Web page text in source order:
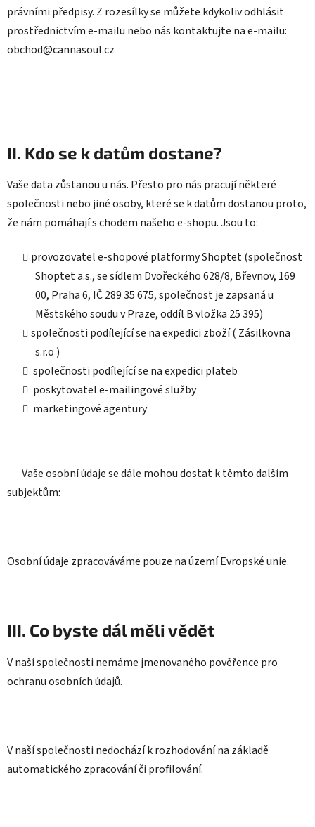
právními předpisy. Z rozesílky se můžete kdykoliv odhlásit
prostřednictvím e-mailu nebo nás kontaktujte na e-mailu:
obchod@cannasoul.cz
II. Kdo se k datům dostane?
Vaše data zůstanou u nás. Přesto pro nás pracují některé
společnosti nebo jiné osoby, které se k datům dostanou proto,
že nám pomáhají s chodem našeho e-shopu. Jsou to:
provozovatel e-shopové platformy Shoptet (společnost
Shoptet a.s., se sídlem Dvořeckého 628/8, Břevnov, 169
00, Praha 6, IČ 289 35 675, společnost je zapsaná u
Městského soudu v Praze, oddíl B vložka 25 395)
společnosti podílející se na expedici zboží ( Zásilkovna
s.r.o )
společnosti podílející se na expedici plateb
poskytovatel e-mailingové služby
marketingové agentury
Vaše osobní údaje se dále mohou dostat k těmto dalším
subjektům:
Osobní údaje zpracováváme pouze na území Evropské unie.
III. Co byste dál měli vědět
V naší společnosti nemáme jmenovaného pověřence pro
ochranu osobních údajů.
V naší společnosti nedochází k rozhodování na základě
automatického zpracování či profilování.